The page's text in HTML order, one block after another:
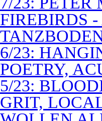
FIREBIRDS
6/23:
POETRY,
5/23:
GRIT,